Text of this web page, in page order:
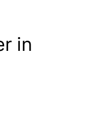
in